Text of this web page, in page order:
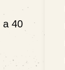
a 40